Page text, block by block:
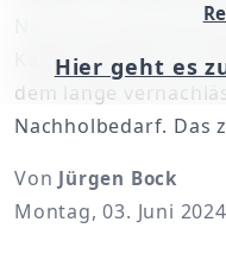
Nach den
Katastrophenschutz
dem lange
Nachholbedarf. Das
Von Jürgen Bock
Montag, 03. Juni
Hier geht es